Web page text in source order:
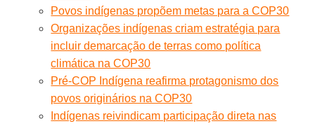
Povos indígenas propõem metas para a COP30
Organizações indígenas criam estratégia para
incluir demarcação de terras como política
climática na COP30
Pré-COP Indígena reafirma protagonismo dos
povos originários na COP30
Indígenas reivindicam participação direta nas